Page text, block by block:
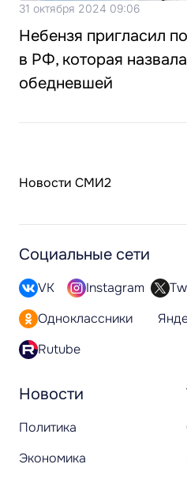
31 октября 2024 09:06
Небензя пригласил
в РФ, которая
обедневшей
Новости СМИ2
Новости
Политика
Экономика
Социальные сети
VK Instagram
Одноклассники
Rutube